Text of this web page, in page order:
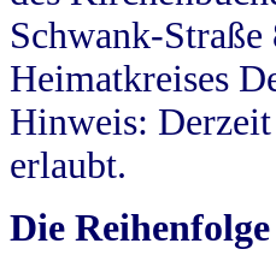
Schwank-
Heimatkreises
Hinweis:
erlaubt.
Die